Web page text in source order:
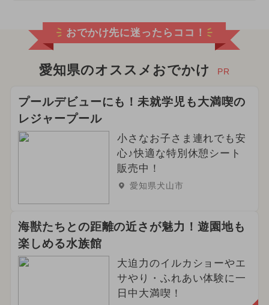
おでかけ先に迷ったらココ！
愛知県のオススメおでかけ PR
プールデビューにも！未就学児も大満喫の
レジャープール
小さなお子さま連れでも安
心♪快適な特別休憩シート
販売中！
愛知県犬山市
海獣たちとの距離の近さが魅力！遊園地も
楽しめる水族館
大迫力のイルカショーやエ
サやり・ふれあい体験に一
日中大満喫！